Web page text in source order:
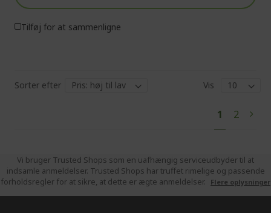
Tilføj for at sammenligne
Sorter efter
Vis
You're
currently
page
1 Page
2 Page
Next
Vi bruger Trusted Shops som en uafhængig serviceudbyder til at
indsamle anmeldelser. Trusted Shops har truffet rimelige og passende
forholdsregler for at sikre, at dette er ægte anmeldelser.
Flere oplysninger